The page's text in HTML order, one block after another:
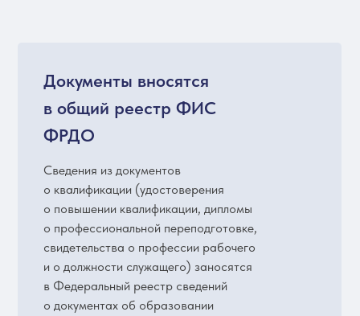
Сведения из документов
о квалификации (удостоверения
о повышении квалификации, дипломы
о профессиональной переподготовке,
свидетельства о профессии рабочего
и о должности служащего) заносятся
в Федеральный реестр сведений
о документах об образовании
Документы вносятся
в общий реестр ФИС
ФРДО